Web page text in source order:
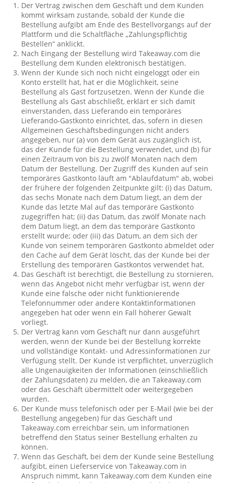
Der Vertrag zwischen dem Geschäft und dem Kunden
kommt wirksam zustande, sobald der Kunde die
Bestellung aufgibt am Ende des Bestellvorgangs auf der
Plattform und die Schaltfläche „Zahlungspflichtig
Bestellen“ anklickt.
Nach Eingang der Bestellung wird Takeaway.com die
Bestellung dem Kunden elektronisch bestätigen.
Wenn der Kunde sich noch nicht eingeloggt oder ein
Konto erstellt hat, hat er die Möglichkeit, seine
Bestellung als Gast fortzusetzen. Wenn der Kunde die
Bestellung als Gast abschließt, erklärt er sich damit
einverstanden, dass Lieferando ein temporäres
Lieferando-Gastkonto einrichtet, das, sofern in diesen
Allgemeinen Geschäftsbedingungen nicht anders
angegeben, nur (a) von dem Gerät aus zugänglich ist,
das der Kunde für die Bestellung verwendet, und (b) für
einen Zeitraum von bis zu zwölf Monaten nach dem
Datum der Bestellung. Der Zugriff des Kunden auf sein
temporäres Gastkonto läuft am "Ablaufdatum" ab, wobei
der frühere der folgenden Zeitpunkte gilt: (i) das Datum,
das sechs Monate nach dem Datum liegt, an dem der
Kunde das letzte Mal auf das temporäre Gastkonto
zugegriffen hat; (ii) das Datum, das zwölf Monate nach
dem Datum liegt, an dem das temporäre Gastkonto
erstellt wurde; oder (iii) das Datum, an dem sich der
Kunde von seinem temporären Gastkonto abmeldet oder
den Cache auf dem Gerät löscht, das der Kunde bei der
Erstellung des temporären Gastkontos verwendet hat.
Das Geschäft ist berechtigt, die Bestellung zu stornieren,
wenn das Angebot nicht mehr verfügbar ist, wenn der
Kunde eine falsche oder nicht funktionierende
Telefonnummer oder andere Kontaktinformationen
angegeben hat oder wenn ein Fall höherer Gewalt
vorliegt.
Der Vertrag kann vom Geschäft nur dann ausgeführt
werden, wenn der Kunde bei der Bestellung korrekte
und vollständige Kontakt- und Adressinformationen zur
Verfügung stellt. Der Kunde ist verpflichtet, unverzüglich
alle Ungenauigkeiten der Informationen (einschließlich
der Zahlungsdaten) zu melden, die an Takeaway.com
oder das Geschäft übermittelt oder weitergegeben
wurden.
Der Kunde muss telefonisch oder per E-Mail (wie bei der
Bestellung angegeben) für das Geschäft und
Takeaway.com erreichbar sein, um Informationen
betreffend den Status seiner Bestellung erhalten zu
können.
Wenn das Geschäft, bei dem der Kunde seine Bestellung
aufgibt, einen Lieferservice von Takeaway.com in
Anspruch nimmt, kann Takeaway.com dem Kunden eine